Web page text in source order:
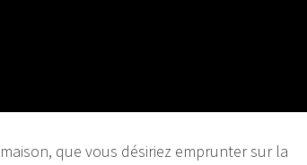
que vous désiriez emprunter sur la